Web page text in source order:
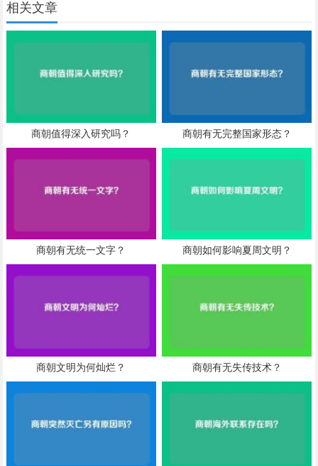
相关文章
商朝值得深入研究吗？ 商朝有无完整国家形态？
商朝有无统一文字？ 商朝如何影响夏周文明？
商朝文明为何灿烂？ 商朝有无失传技术？